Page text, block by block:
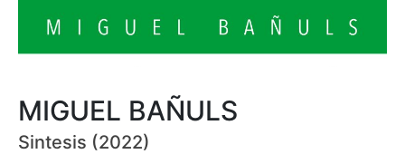
MIGUEL BAÑULS
Sintesis (2022)